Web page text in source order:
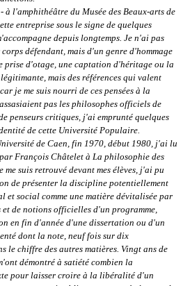
l'amphithéâtre du Musée des Beaux-arts de
entreprise sous le signe de quelques
depuis longtemps. Je n'ai pas
défendant, mais d'un genre d'hommage
prise d'otage, une captation d'héritage ou la
mais des références qui valent
je me suis nourri de ces pensées à la
pas les philosophes officiels de
penseurs critiques, j'ai emprunté quelques
de cette Université Populaire.
de Caen, fin 1970, début 1980, j'ai lu
François Châtelet à La philosophie des
me suis retrouvé devant mes élèves, j'ai pu
de présenter la discipline potentiellement
et social comme une matière dévitalisée par
de notions officielles d'un programme,
en fin d'année d'une dissertation ou d'un
dont la note, neuf fois sur dix
le chiffre des autres matières. Vingt ans de
démontré à satiété combien la
pour laisser croire à la libéralité d'un